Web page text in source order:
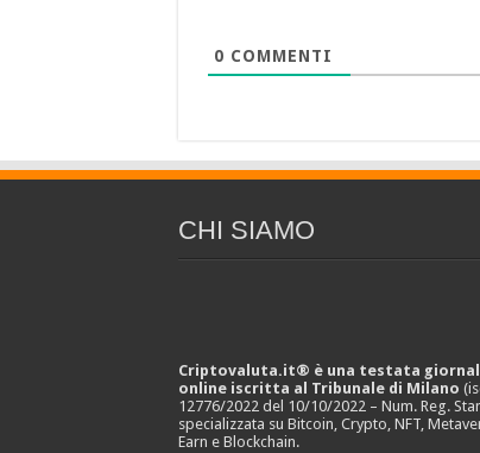
0 COMMENTI
CHI SIAMO
Criptovaluta.it® è una testata
online iscritta al Tribunale di Milano
12776/2022 del 10/10/2022 – Num. Reg.
specializzata su Bitcoin, Crypto, NFT,
Earn e Blockchain.